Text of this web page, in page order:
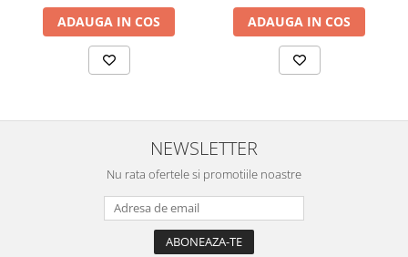
ADAUGA IN COS ADAUGA IN COS
NEWSLETTER
Nu rata ofertele si promotiile noastre